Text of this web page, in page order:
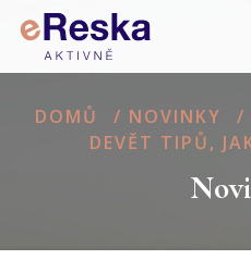
DOMŮ / NOVINKY /
DEVĚT TIPŮ,